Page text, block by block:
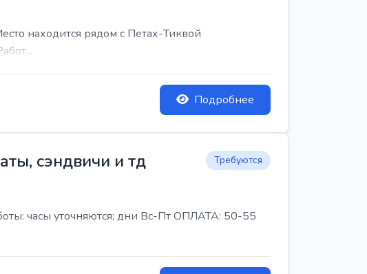
находится рядом с Петах-Тиквой
Подробнее
сэндвичи и тд Требуются
часы уточняются; дни Вс-Пт ОПЛАТА: 50-55